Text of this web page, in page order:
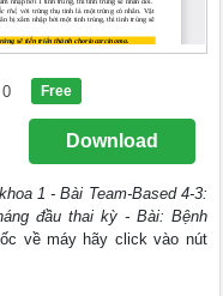
0 Free
Download
1 - Bài Team-Based 4-3:
đầu thai kỳ - Bài: Bệnh
về máy hãy click vào nút